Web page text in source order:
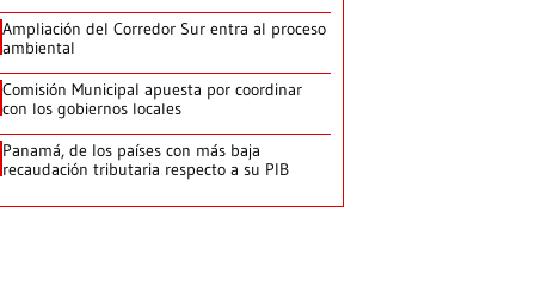
Ampliación del Corredor Sur entra al proceso
ambiental
Comisión Municipal apuesta por coordinar
con los gobiernos locales
Panamá, de los países con más baja
recaudación tributaria respecto a su PIB